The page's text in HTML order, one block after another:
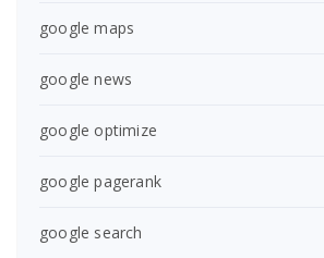
google maps
google news
google optimize
google pagerank
google search